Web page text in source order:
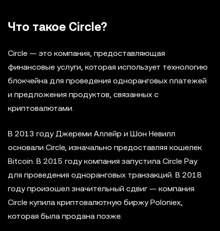
Что такое Circle?
Circle — это компания, предоставляющая
финансовые услуги, которая использует технологию
блокчейна для проведения одноранговых платежей
и предложения продуктов, связанных с
криптовалютами.
В 2013 году Джереми Аллейр и Шон Невилл
основали Circle, изначально предоставляя кошелек
Bitcoin. В 2015 году компания запустила Circle Pay
для проведения одноранговых транзакций. В 2018
году произошел значительный сдвиг — компания
Circle купила криптовалютную биржу Poloniex,
которая была продана позже.